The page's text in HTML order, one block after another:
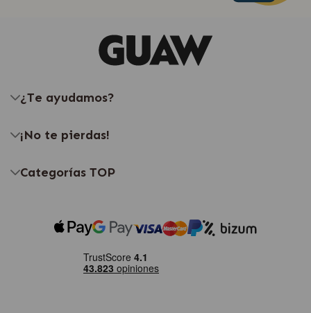
¿Te ayudamos?
¡No te pierdas!
Categorías TOP